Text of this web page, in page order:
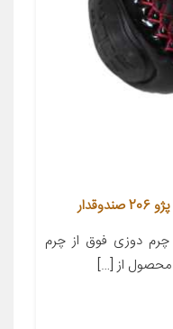
دوزی فوق از چرم
محصول از […]